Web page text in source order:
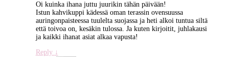
Oi kuinka ihana juttu juurikin tähän päivään!
Istun kahvikuppi kädessä oman terassin ovensuussa
auringonpaisteessa tuulelta suojassa ja heti alkoi tuntua siltä
että toivoa on, kesäkin tulossa. Ja kuten kirjoitit, juhlakausi
ja kaikki ihanat asiat alkaa vapusta!
Reply ↓